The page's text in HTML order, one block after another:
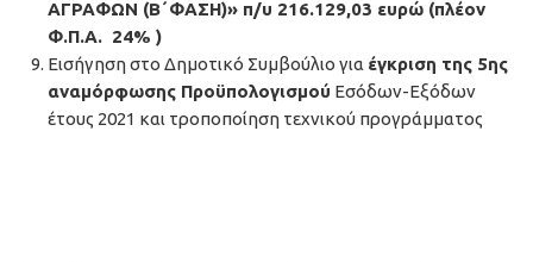
ΑΓΡΑΦΩΝ (Β΄ΦΑΣΗ)» π/υ 216.129,03 ευρώ (πλέον
Φ.Π.Α. 24% )
Εισήγηση στο Δημοτικό Συμβούλιο για έγκριση της 5ης
αναμόρφωσης Προϋπολογισμού Εσόδων-Εξόδων
έτους 2021 και τροποποίηση τεχνικού προγράμματος